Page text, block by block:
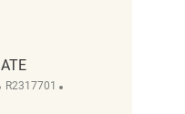
REQ131978
ReqId
R2317701